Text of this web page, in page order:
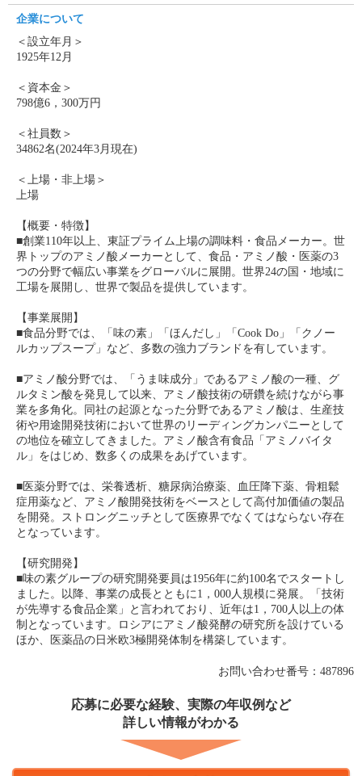
企業について
＜設立年月＞
1925年12月
＜資本金＞
798億6，300万円
＜社員数＞
34862名(2024年3月現在)
＜上場・非上場＞
上場
【概要・特徴】
■創業110年以上、東証プライム上場の調味料・食品メーカー。世
界トップのアミノ酸メーカーとして、食品・アミノ酸・医薬の3
つの分野で幅広い事業をグローバルに展開。世界24の国・地域に
工場を展開し、世界で製品を提供しています。
【事業展開】
■食品分野では、「味の素」「ほんだし」「Cook Do」「クノー
ルカップスープ」など、多数の強力ブランドを有しています。
■アミノ酸分野では、「うま味成分」であるアミノ酸の一種、グ
ルタミン酸を発見して以来、アミノ酸技術の研鑽を続けながら事
業を多角化。同社の起源となった分野であるアミノ酸は、生産技
術や用途開発技術において世界のリーディングカンパニーとして
の地位を確立してきました。アミノ酸含有食品「アミノバイタ
ル」をはじめ、数多くの成果をあげています。
■医薬分野では、栄養透析、糖尿病治療薬、血圧降下薬、骨粗鬆
症用薬など、アミノ酸開発技術をベースとして高付加価値の製品
を開発。ストロングニッチとして医療界でなくてはならない存在
となっています。
【研究開発】
■味の素グループの研究開発要員は1956年に約100名でスタートし
ました。以降、事業の成長とともに1，000人規模に発展。「技術
が先導する食品企業」と言われており、近年は1，700人以上の体
制となっています。ロシアにアミノ酸発酵の研究所を設けている
ほか、医薬品の日米欧3極開発体制を構築しています。
お問い合わせ番号：487896
応募に必要な経験、実際の年収例など
詳しい情報がわかる